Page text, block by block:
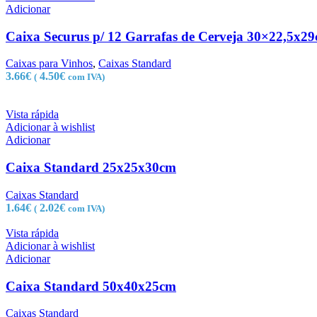
Adicionar
Caixa Securus p/ 12 Garrafas de Cerveja
Caixas para Vinhos, Caixas Standard
3.66€ ( 4.50€ com IVA)
Vista rápida
Adicionar à wishlist
Adicionar
Caixa Standard 25x25x30cm
Caixas Standard
1.64€ ( 2.02€ com IVA)
Vista rápida
Adicionar à wishlist
Adicionar
Caixa Standard 50x40x25cm
Caixas Standard